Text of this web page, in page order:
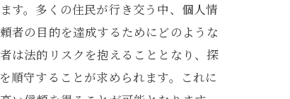
す。多くの住民が行き交う中、個人情
者の目的を達成するためにどのような
は法的リスクを抱えることとなり、探
順守することが求められます。これに